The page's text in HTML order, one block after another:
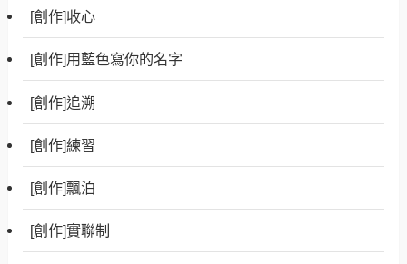
[創作]收心
[創作]用藍色寫你的名字
[創作]追溯
[創作]練習
[創作]飄泊
[創作]實聯制